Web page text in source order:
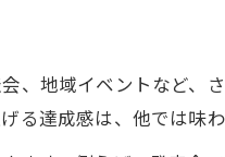
、地域イベントなど、
達成感は、他では味わ